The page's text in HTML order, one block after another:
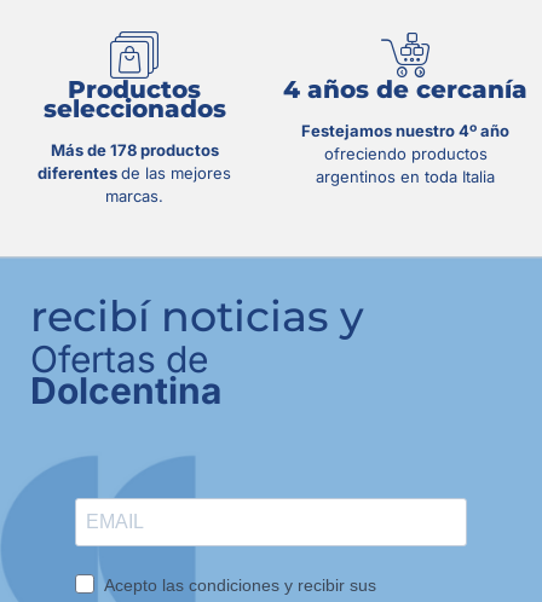
Productos
seleccionados
Más de 178 productos
diferentesde las mejores
marcas.
4 años de cercanía
Festejamos nuestro 4º año
ofreciendo productos
argentinos en toda Italia
recibí noticias y
Ofertas de
Dolcentina
Acepto las condiciones y recibir sus